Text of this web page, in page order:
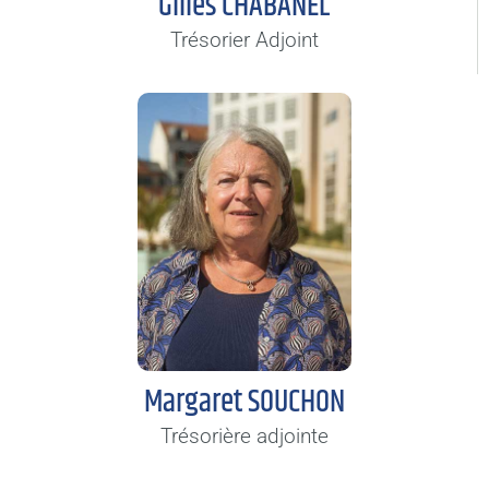
Trésorier Adjoint
Margaret SOUCHON
Trésorière adjointe